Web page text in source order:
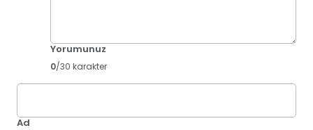
Yorumunuz
0/30 karakter
Ad